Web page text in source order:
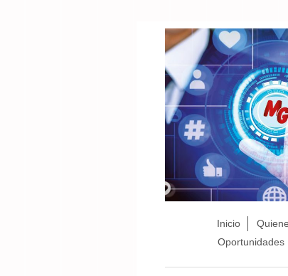
Inicio
Oportunidades